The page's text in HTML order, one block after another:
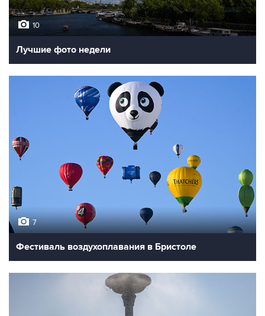
10
Лучшие фото недели
7
Фестиваль воздухоплавания в Бристоле